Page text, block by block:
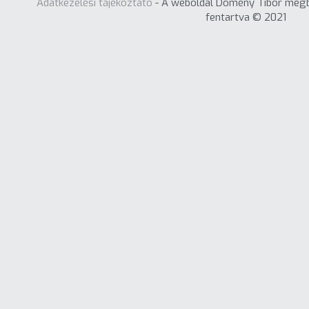
fentartva © 2021